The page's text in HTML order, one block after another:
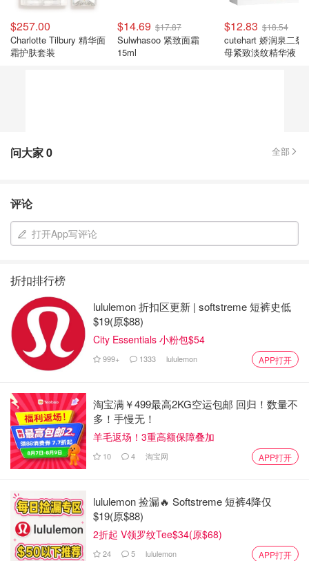
$257.00
Charlotte Tilbury 精华面
霜护肤套装
$14.69 $17.87
Sulwhasoo 紧致面霜
15ml
$12.83 $18.54
cutehart 娇润泉二裂
母紧致淡纹精华液
问大家0 全部
评论
打开App写评论
折扣排行榜
lululemon 折扣区更新 | softstreme 短裤史低
$19(原$88)
City Essentials 小粉包$54
999+ 1333 lululemon APP打开
淘宝满￥499最高2KG空运包邮 回归！数量不
多！手慢无！
羊毛返场！3重高额保障叠加
10 4 淘宝网 APP打开
lululemon 捡漏🔥 Softstreme 短裤4降仅
$19(原$88)
2折起 V领罗纹Tee$34(原$68)
24 5 lululemon APP打开